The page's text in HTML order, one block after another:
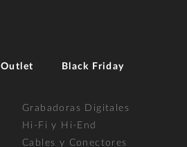
Outlet Black Friday
Grabadoras Digitales
Hi-Fi y Hi-End
Cables y Conectores